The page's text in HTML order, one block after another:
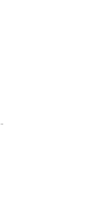
临场发挥进化到工程化交付